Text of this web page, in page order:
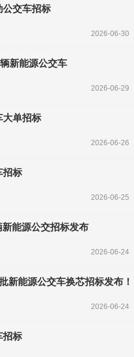
公交车招标
2026-06-30
新能源公交车
2026-06-29
大单招标
2026-06-26
招标
2026-06-25
能源公交招标发布
2026-06-24
新能源公交车换芯招标发布！
2026-06-24
招标